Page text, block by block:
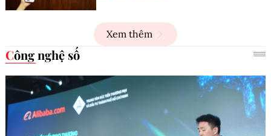
Xem thêm
Công nghệ số